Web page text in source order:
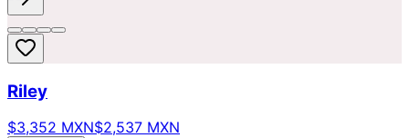
Riley
$3,352 MXN$2,537 MXN